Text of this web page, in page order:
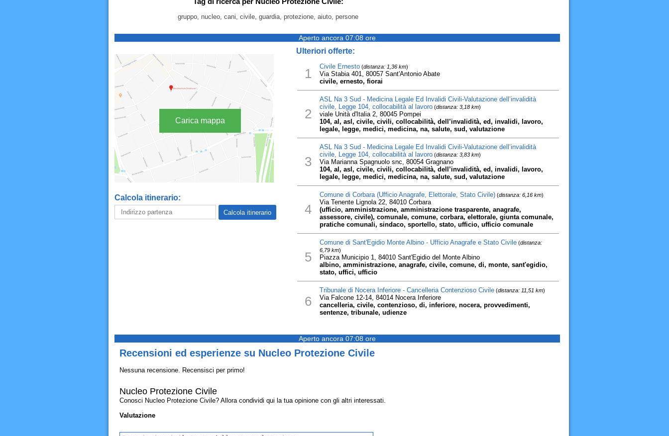
gruppo, nucleo, cani, civile, guardia, protezione, aiuto, persone
Aperto ancora 07:08 ore
Carica mappa
Calcola itinerario:
Ulteriori offerte:
1 Civile Ernesto(distanza: 1,36 km)
Via Stabia 401, 80057 Sant'Antonio Abate
civile, ernesto, fiorai
2
ASL Na 3 Sud - Medicina Legale Ed Invalidi Civili-Valutazione dell’invalidità
civile, Legge 104, collocabilità al lavoro(distanza: 3,18 km)
viale Unità d'Italia 2, 80045 Pompei
104, al, asl, civile, civili, collocabilità, dell’invalidità, ed, invalidi, lavoro,
legale, legge, medici, medicina, na, salute, sud, valutazione
3
ASL Na 3 Sud - Medicina Legale Ed Invalidi Civili-Valutazione dell’invalidità
civile, Legge 104, collocabilità al lavoro(distanza: 3,83 km)
Via Marianna Spagnuolo snc, 80054 Gragnano
104, al, asl, civile, civili, collocabilità, dell’invalidità, ed, invalidi, lavoro,
legale, legge, medici, medicina, na, salute, sud, valutazione
4
Comune di Corbara (Ufficio Anagrafe, Elettorale, Stato Civile)(distanza: 6,16 km)
Via Tenente Lignola 22, 84010 Corbara
(ufficio, amministrazione, amministrazione trasparente, anagrafe,
assessore, civile), comunale, comune, corbara, elettorale, giunta comunale,
pratiche comunali, sindaco, sportello, stato, ufficio, ufficio comunale
5
Comune di Sant'Egidio Monte Albino - Ufficio Anagrafe e Stato Civile(distanza:
6,79 km)
Piazza Municipio 1, 84010 Sant'Egidio del Monte Albino
albino, amministrazione, anagrafe, civile, comune, di, monte, sant'egidio,
stato, uffici, ufficio
6
Tribunale di Nocera Inferiore - Cancelleria Contenzioso Civile(distanza: 11,51 km)
Via Falcone 12-14, 84014 Nocera Inferiore
cancelleria, civile, contenzioso, di, inferiore, nocera, provvedimenti,
sentenze, tribunale, udienze
Aperto ancora 07:08 ore
Recensioni ed esperienze su Nucleo Protezione Civile
Nessuna recensione. Recensisci per primo!
Nucleo Protezione Civile
Conosci Nucleo Protezione Civile? Allora condividi qui la tua opinione con gli altri interessati.
Valutazione